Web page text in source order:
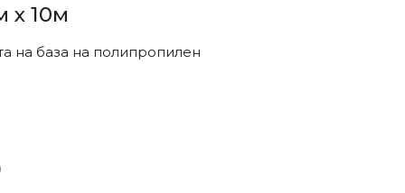
x 10м
на база на полипропилен